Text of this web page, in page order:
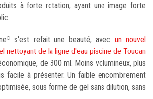
à forte rotation, ayant une image forte
®s'est refait une beauté, avec un nouvel
nettoyant de la ligne d'eau piscine de Toucan
de 300 ml. Moins volumineux, plus
facile à présenter. Un faible encombrement
sous forme de gel sans dilution, sans